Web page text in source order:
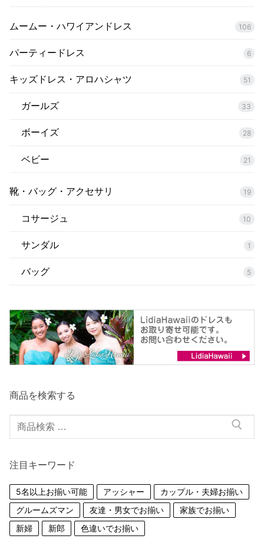
ムームー・ハワイアンドレス 106
パーティードレス 6
キッズドレス・アロハシャツ 51
ガールズ 33
ボーイズ 28
ベビー 21
靴・バッグ・アクセサリ 19
コサージュ 10
サンダル 1
バッグ 5
商品を検索する
検
索
象:
注目キーワード
5名以上お揃い可能 アッシャー
カップル・夫婦お揃い
グルームズマン
友達・男女でお揃い
家族でお揃い
新婦
新郎 色違いでお揃い